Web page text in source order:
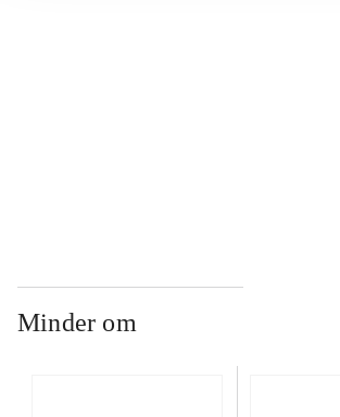
Minder om